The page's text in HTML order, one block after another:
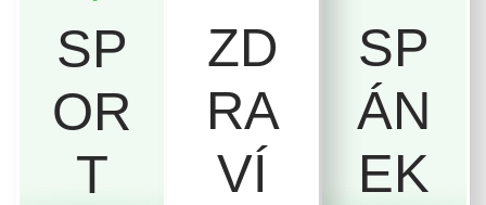
SP
OR
T
ZD
RA
VÍ
SP
ÁN
EK